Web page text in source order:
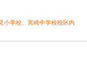
学校、宮崎中学校校区内